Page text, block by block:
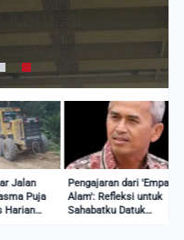
Puja
Pengajaran dari 'Empat
Alam': Refleksi untuk
Sahabatku Datuk